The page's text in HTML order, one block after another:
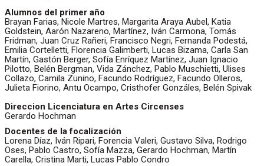
Alumnos del primer año
Brayan Farias, Nicole Martres, Margarita Araya Aubel, Katia
Goldstein, Aarón Nazareno, Martínez, Iván Carmona, Tomás
Fridman, Juan Cruz Rañeri, Francisco Negri, Fernanda Podestá,
Emilia Cortelletti, Florencia Galimberti, Lucas Bizama, Carla San
Martín, Gastón Berger, Sofía Enríquez Martínez, Juan Ignacio
Pilotto, Belén Bergman, Vida Zánchez, Pablo Muschietti, Ulises
Collazo, Camila Zunino, Facundo Rodríguez, Facundo Olleros,
Julieta Fiorino, Antu Ocampo, Cristhofer Gonzáles, Belén Spivak
Direccion Licenciatura en Artes Circenses
Gerardo Hochman
Docentes de la focalización
Lorena Díaz, Iván Ripari, Forencia Valeri, Gustavo Silva, Rodrigo
Oses, Pablo Castro, Sofía Mazza, Gerardo Hochman, Martín
Carella, Cristina Marti, Lucas Pablo Condro